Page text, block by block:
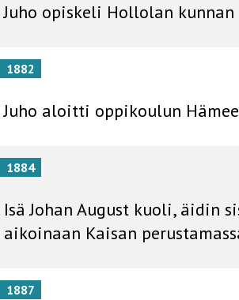
Juho opiskeli Hollolan
1882
Juho aloitti oppikoulun
1884
Isä Johan August kuoli, äidin
aikoinaan Kaisan
1887